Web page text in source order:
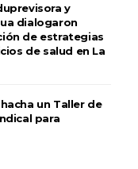
y
dialogaron
de estrategias
de salud en La
un Taller de
para